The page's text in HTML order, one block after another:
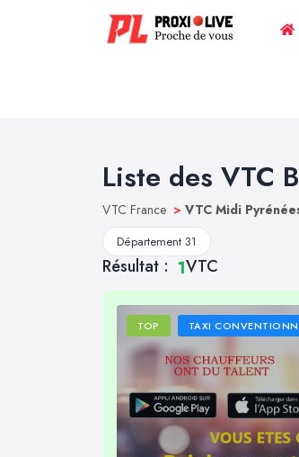
Liste des VTC
VTC France > VTC Midi
Département 31
Résultat : 1VTC
TOP TAXI